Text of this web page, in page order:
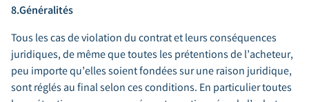
8.Généralités
Tous les cas de violation du contrat et leurs conséquences
juridiques, de même que toutes les prétentions de l’acheteur,
peu importe qu’elles soient fondées sur une raison juridique,
sont réglés au final selon ces conditions. En particulier toutes